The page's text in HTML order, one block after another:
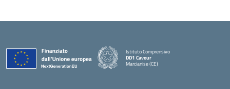
Istituto Comprensivo
DD1 Cavour
Marcianise (CE)